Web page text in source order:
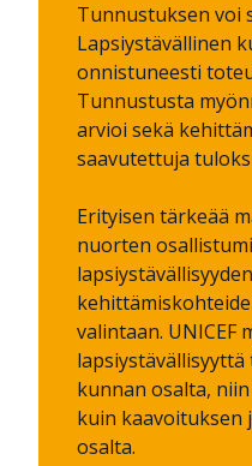
Tunnustuksen voi
Lapsiystävällinen
onnistuneesti
Tunnustusta
arvioi sekä
saavutettuja
Erityisen tärkeää
nuorten
valintaan. UNICEF
kunnan osalta,
kuin kaavoituksen
osalta.